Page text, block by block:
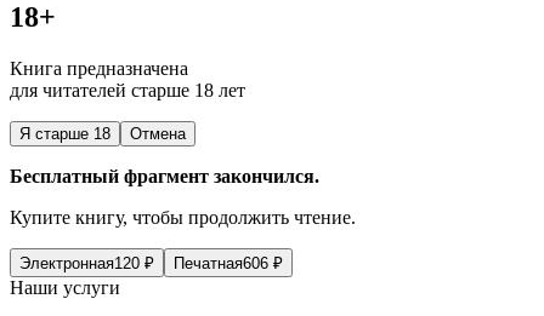
18+
Книга предназначена
для читателей старше 18 лет
Я старше 18 Отмена
Бесплатный фрагмент закончился.
Купите книгу, чтобы продолжить чтение.
Электронная120 ₽ Печатная606 ₽
Наши услуги